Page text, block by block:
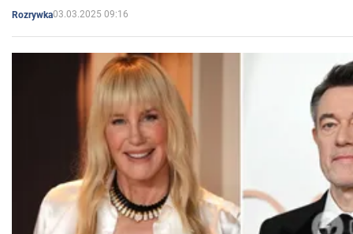
Rozrywka03.03.2025 09:16